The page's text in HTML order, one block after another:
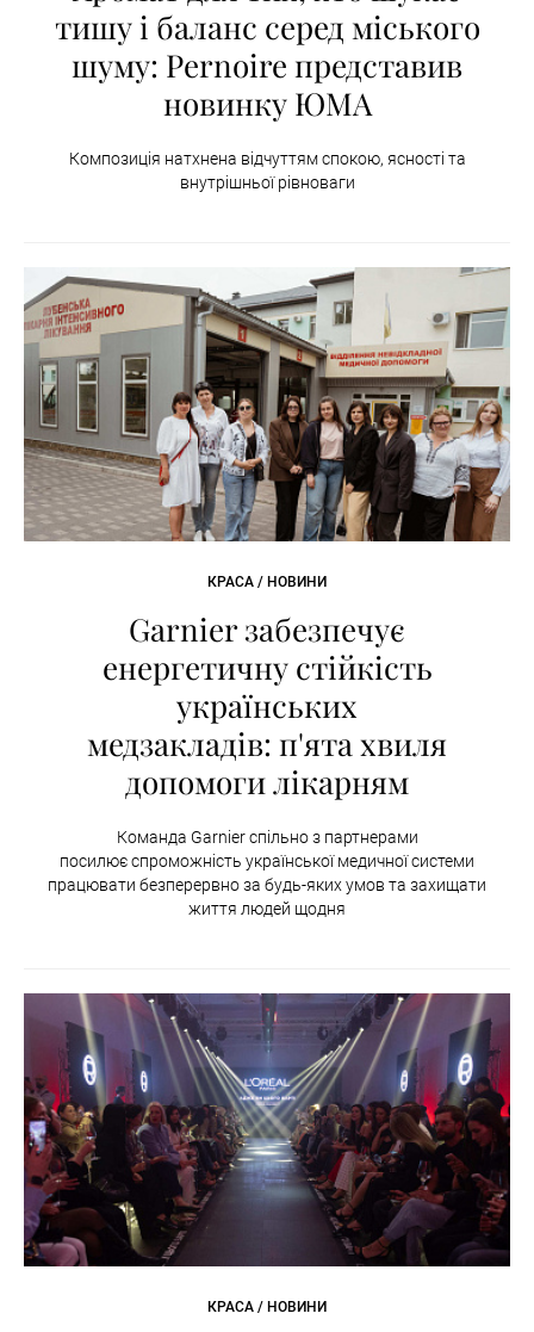
тишу і баланс серед міського
шуму: Pernoire представив
новинку ЮМА
Композиція натхнена відчуттям спокою, ясності та
внутрішньої рівноваги
КРАСА / НОВИНИ
Garnier забезпечує
енергетичну стійкість
українських
медзакладів: п'ята хвиля
допомоги лікарням
Команда Garnier спільно з партнерами
посилює спроможність української медичної системи
працювати безперервно за будь-яких умов та захищати
життя людей щодня
КРАСА / НОВИНИ